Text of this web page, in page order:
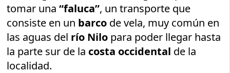
tomar una“faluca”, un transporte que
consiste en un barco de vela, muy común en
las aguas del río Nilo para poder llegar hasta
la parte sur de la costa occidental de la
localidad.